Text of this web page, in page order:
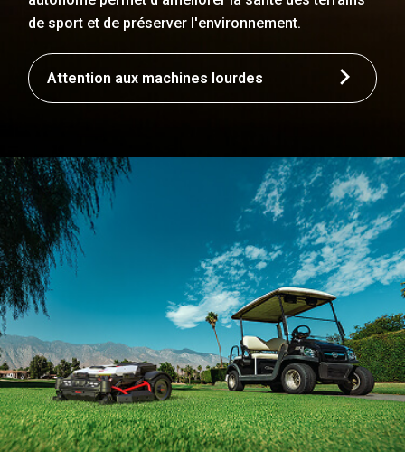
de sport et de préserver l'environnement.
Attention aux machines lourdes